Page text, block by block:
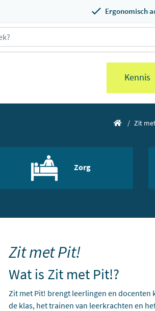
Ergonomisch
Kennis
Zit
Zorg
Zit met Pit!
Wat is Zit met Pit!?
Zit met Pit! brengt leerlingen en docenten
de klas, het trainen van leerkrachten en